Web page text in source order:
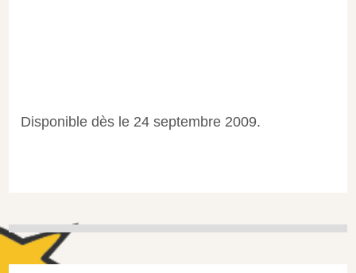
Disponible dès le 24 septembre 2009.